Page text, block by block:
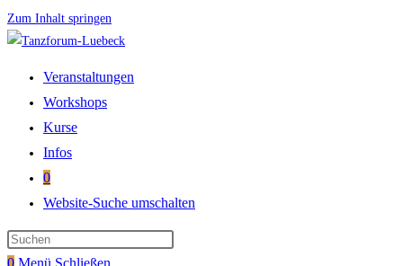
Zum Inhalt springen
Veranstaltungen
Workshops
Kurse
Infos
0
Website-Suche umschalten
0 Menü Schließen